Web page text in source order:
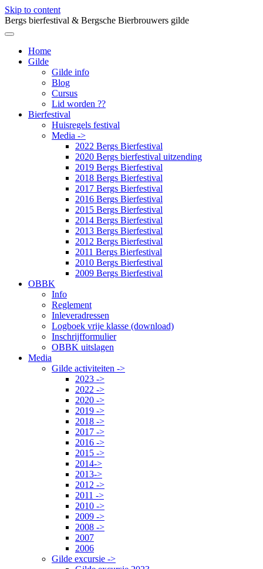
Skip to content
Bergs bierfestival & Bergsche Bierbrouwers gilde
Home
Gilde
Gilde info
Blog
Cursus
Lid worden ??
Bierfestival
Huisregels festival
Media ->
2022 Bergs Bierfestival
2020 Bergs bierfestival uitzending
2019 Bergs Bierfestival
2018 Bergs Bierfestival
2017 Bergs Bierfestival
2016 Bergs Bierfestival
2015 Bergs Bierfestival
2014 Bergs Bierfestival
2013 Bergs Bierfestival
2012 Bergs Bierfestival
2011 Bergs Bierfestival
2010 Bergs Bierfestival
2009 Bergs Bierfestival
OBBK
Info
Reglement
Inleveradressen
Logboek vrije klasse (download)
Inschrijfformulier
OBBK uitslagen
Media
Gilde activiteiten ->
2023 ->
2022 ->
2020 ->
2019 ->
2018 ->
2017 ->
2016 ->
2015 ->
2014->
2013->
2012 ->
2011 ->
2010 ->
2009 ->
2008 ->
2007
2006
Gilde excursie ->